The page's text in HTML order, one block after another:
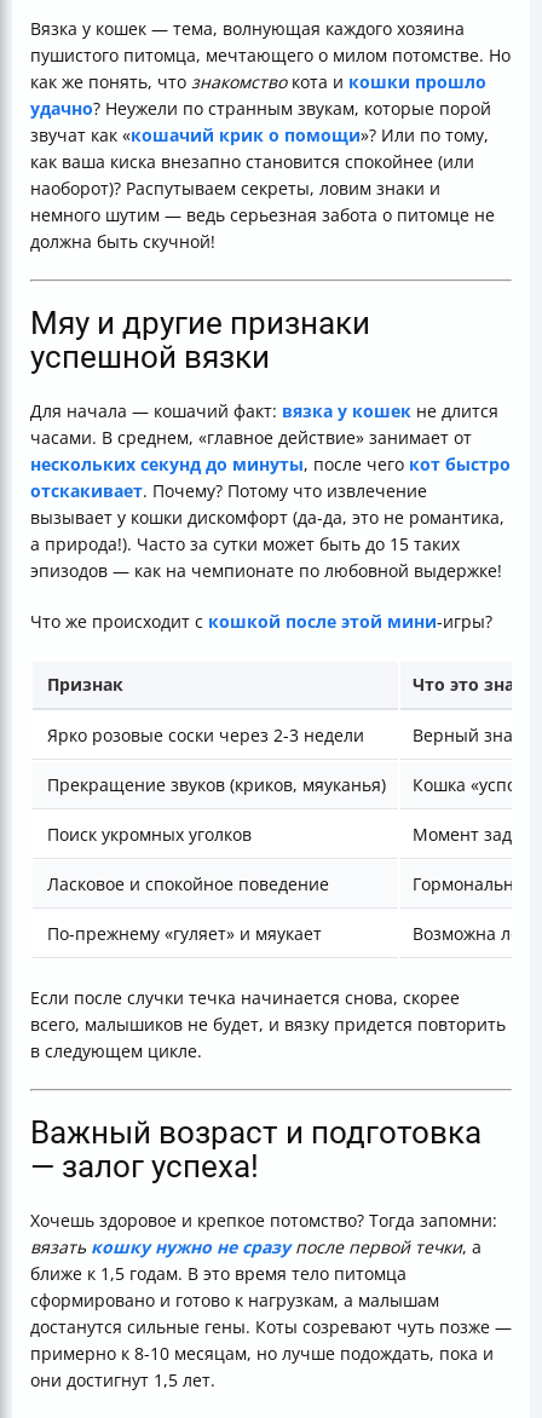
Вязка у кошек — тема, волнующая каждого хозяина
пушистого питомца, мечтающего о милом потомстве. Но
как же понять, что знакомствокота и кошки прошло
удачно? Неужели по странным звукам, которые порой
звучат как «кошачий крик о помощи»? Или по тому,
как ваша киска внезапно становится спокойнее (или
наоборот)? Распутываем секреты, ловим знаки и
немного шутим — ведь серьезная забота о питомце не
должна быть скучной!
Мяу и другие признаки
успешной вязки
Для начала — кошачий факт: вязка у кошек не длится
часами. В среднем, «главное действие» занимает от
нескольких секунд до минуты, после чего кот быстро
отскакивает. Почему? Потому что извлечение
вызывает у кошки дискомфорт (да-да, это не романтика,
а природа!). Часто за сутки может быть до 15 таких
эпизодов — как на чемпионате по любовной выдержке!
Что же происходит с кошкой после этой мини-игры?
Признак Что это
Ярко розовые соски через 2-3 недели Верный знак
Прекращение звуков (криков, мяуканья) Кошка
Поиск укромных уголков Момент
Ласковое и спокойное поведение Гормональная
По-прежнему «гуляет» и мяукает Возможна
Если после случки течка начинается снова, скорее
всего, малышиков не будет, и вязку придется повторить
в следующем цикле.
Важный возраст и подготовка
— залог успеха!
Хочешь здоровое и крепкое потомство? Тогда запомни:
вязать кошку нужно не сразупосле первой течки, а
ближе к 1,5 годам. В это время тело питомца
сформировано и готово к нагрузкам, а малышам
достанутся сильные гены. Коты созревают чуть позже —
примерно к 8-10 месяцам, но лучше подождать, пока и
они достигнут 1,5 лет.